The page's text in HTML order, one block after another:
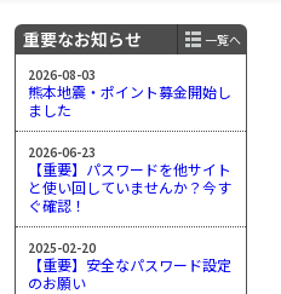
重要なお知らせ
一覧へ
2026-08-03
熊本地震・ポイント募金開始し
ました
2026-06-23
【重要】パスワードを他サイト
と使い回していませんか？今す
ぐ確認！
2025-02-20
【重要】安全なパスワード設定
のお願い